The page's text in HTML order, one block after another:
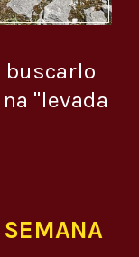
buscarlo
"levada